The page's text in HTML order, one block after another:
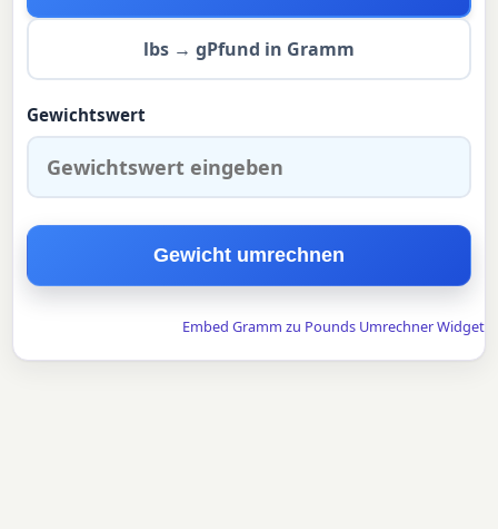
lbs → gPfund in Gramm
Gewichtswert
Gewicht umrechnen
Embed Gramm zu Pounds Umrechner Widget